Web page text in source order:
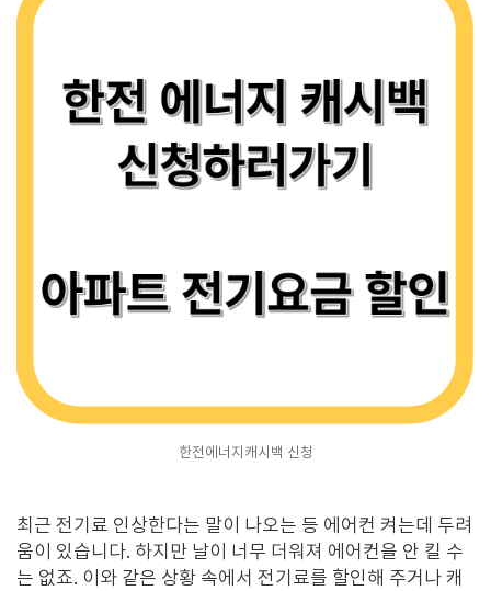
한전에너지캐시백 신청
최근 전기료 인상한다는 말이 나오는 등 에어컨 켜는데 두려
움이 있습니다. 하지만 날이 너무 더워져 에어컨을 안 킬 수
는 없죠. 이와 같은 상황 속에서 전기료를 할인해 주거나 캐